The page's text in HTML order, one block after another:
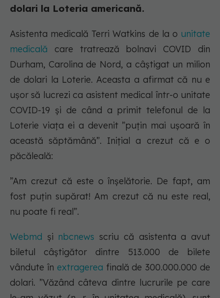
dolari la Loteria americană.
Asistenta medicală Terri Watkins de la o unitate
medicală care tratrează bolnavi COVID din
Durham, Carolina de Nord, a câștigat un milion
de dolari la Loterie. Aceasta a afirmat că nu e
ușor să lucrezi ca asistent medical într-o unitate
COVID-19 și de când a primit telefonul de la
Loterie viața ei a devenit ”puțin mai ușoară în
această săptămână”. Inițial a crezut că e o
păcăleală:
”Am crezut că este o înșelătorie. De fapt, am
fost puțin supărat! Am crezut că nu este real,
nu poate fi real”.
Webmd și nbcnews scriu că asistenta a avut
biletul câștigător dintre 513.000 de bilete
vândute în extragerea finală de 300.000.000 de
dolari. ”Văzând câteva dintre lucrurile pe care